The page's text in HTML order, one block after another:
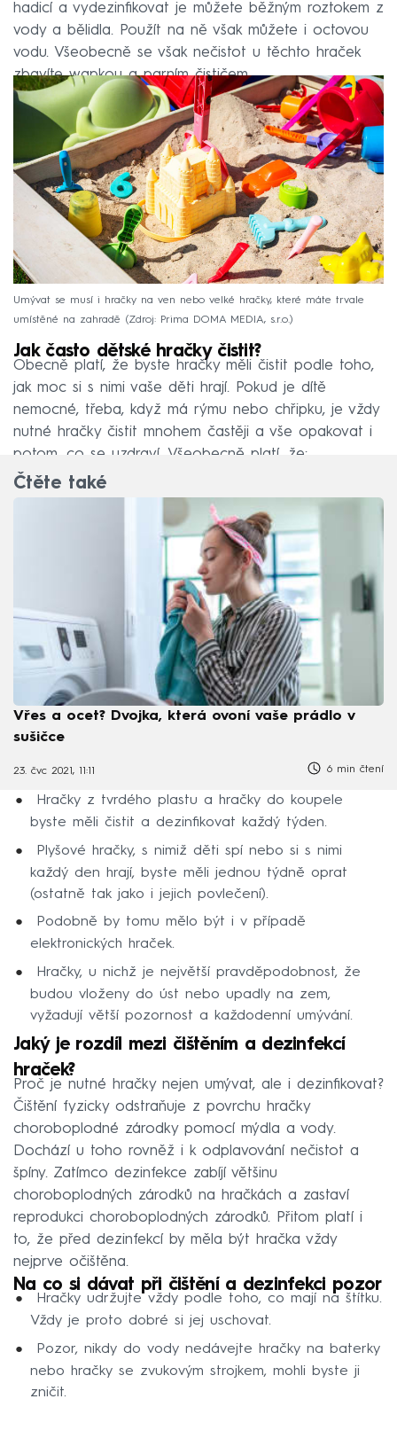
hadicí a vydezinfikovat je můžete běžným roztokem z
vody a bělidla. Použít na ně však můžete i octovou
vodu. Všeobecně se však nečistot u těchto hraček
zbavíte wapkou a parním čističem.
Umývat se musí i hračky na ven nebo velké hračky, které máte trvale
umístěné na zahradě
Zdroj: Prima DOMA MEDIA, s.r.o.
Jak často dětské hračky čistit?
Obecně platí, že byste hračky měli čistit podle toho,
jak moc si s nimi vaše děti hrají. Pokud je dítě
nemocné, třeba, když má rýmu nebo chřipku, je vždy
nutné hračky čistit mnohem častěji a vše opakovat i
potom, co se uzdraví. Všeobecně platí, že:
Čtěte také
Vřes a ocet? Dvojka, která ovoní vaše prádlo v
sušičce
23. čvc 2021, 11:11 6 min čtení
Hračky z tvrdého plastu a hračky do koupele
byste měli čistit a dezinfikovat každý týden.
Plyšové hračky, s nimiž děti spí nebo si s nimi
každý den hrají, byste měli jednou týdně oprat
(ostatně tak jako i jejich povlečení).
Podobně by tomu mělo být i v případě
elektronických hraček.
Hračky, u nichž je největší pravděpodobnost, že
budou vloženy do úst nebo upadly na zem,
vyžadují větší pozornost a každodenní umývání.
Jaký je rozdíl mezi čištěním a dezinfekcí
hraček?
Proč je nutné hračky nejen umývat, ale i dezinfikovat?
Čištění fyzicky odstraňuje z povrchu hračky
choroboplodné zárodky pomocí mýdla a vody.
Dochází u toho rovněž i k odplavování nečistot a
špíny. Zatímco dezinfekce zabíjí většinu
choroboplodných zárodků na hračkách a zastaví
reprodukci choroboplodných zárodků. Přitom platí i
to, že před dezinfekcí by měla být hračka vždy
nejprve očištěna.
Na co si dávat při čištění a dezinfekci pozor
Hračky udržujte vždy podle toho, co mají na štítku.
Vždy je proto dobré si jej uschovat.
Pozor, nikdy do vody nedávejte hračky na baterky
nebo hračky se zvukovým strojkem, mohli byste ji
zničit.